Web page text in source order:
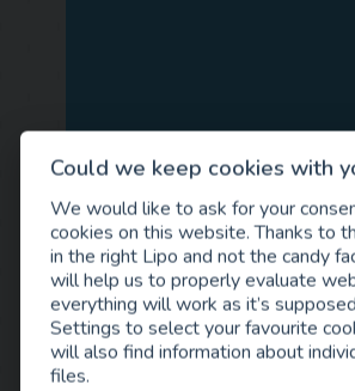
Could we keep cookies with
We would like to ask for your
cookies on this website. Thanks to
in the right Lipo and not the candy
will help us to properly evaluate
everything will work as it’s
Settings to select your favourite
will also find information about
files.